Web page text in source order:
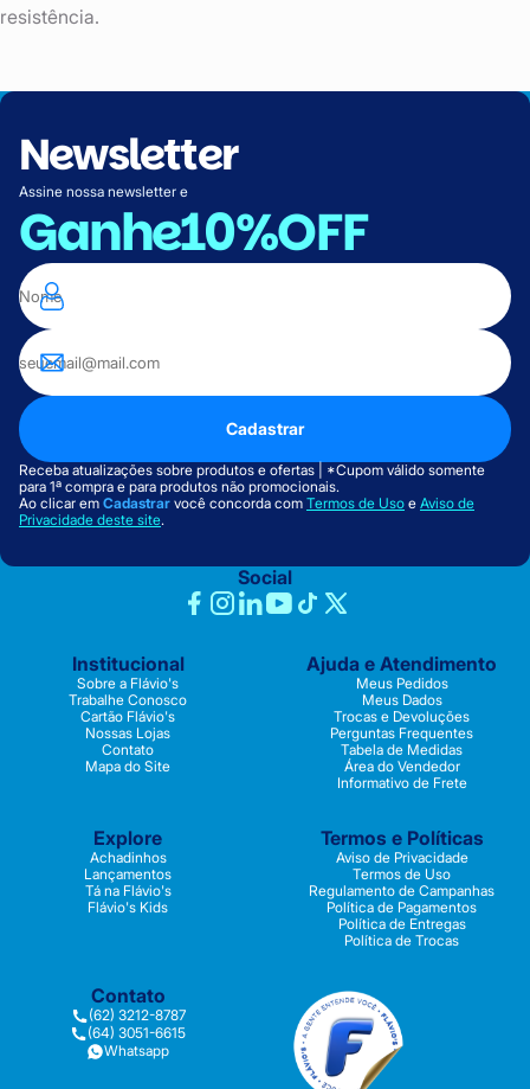
resistência.
Newsletter
Assine nossa newsletter e
Ganhe10%OFF
Cadastrar
Receba atualizações sobre produtos e ofertas | *Cupom válido somente
para 1ª compra e para produtos não promocionais.
Ao clicar em Cadastrar você concorda com Termos de Uso e Aviso de
Privacidade deste site.
Social
Institucional
Sobre a Flávio's
Trabalhe Conosco
Cartão Flávio's
Nossas Lojas
Contato
Mapa do Site
Ajuda e Atendimento
Meus Pedidos
Meus Dados
Trocas e Devoluções
Perguntas Frequentes
Tabela de Medidas
Área do Vendedor
Informativo de Frete
Explore
Achadinhos
Lançamentos
Tá na Flávio's
Flávio's Kids
Termos e Políticas
Aviso de Privacidade
Termos de Uso
Regulamento de Campanhas
Política de Pagamentos
Política de Entregas
Política de Trocas
Contato
(62) 3212-8787
(64) 3051-6615
Whatsapp